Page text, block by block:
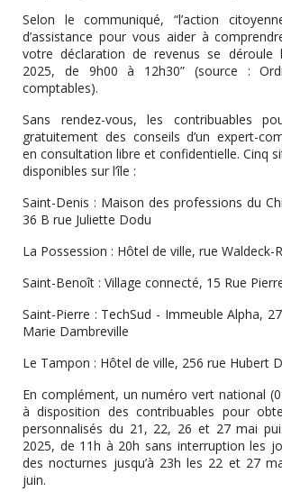
Selon le communiqué, “l’action
d’assistance pour vous aider à
votre déclaration de revenus se
2025, de 9h00 à 12h30” (source :
comptables).
Sans rendez-vous, les contribuables
gratuitement des conseils d’un expert-
en consultation libre et confidentielle. Cinq
disponibles sur l’île :
Saint-Denis : Maison des professions du
36 B rue Juliette Dodu
La Possession : Hôtel de ville, rue Waldeck-
Saint-Benoît : Village connecté, 15 Rue
Saint-Pierre : TechSud - Immeuble Alpha,
Marie Dambreville
Le Tampon : Hôtel de ville, 256 rue Hubert
En complément, un numéro vert national
à disposition des contribuables pour
personnalisés du 21, 22, 26 et 27 mai
2025, de 11h à 20h sans interruption les
des nocturnes jusqu’à 23h les 22 et 27
juin.